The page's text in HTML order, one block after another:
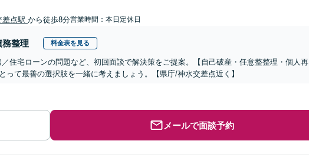
差点駅 から徒歩8分営業時間：本日定休日
務整理 料金表を見る
住宅ローンの問題など、初回面談で解決策をご提案。【自己破産・任意整整理・個人再
って最善の選択肢を一緒に考えましょう。【県庁/神水交差点近く】
メールで面談予約